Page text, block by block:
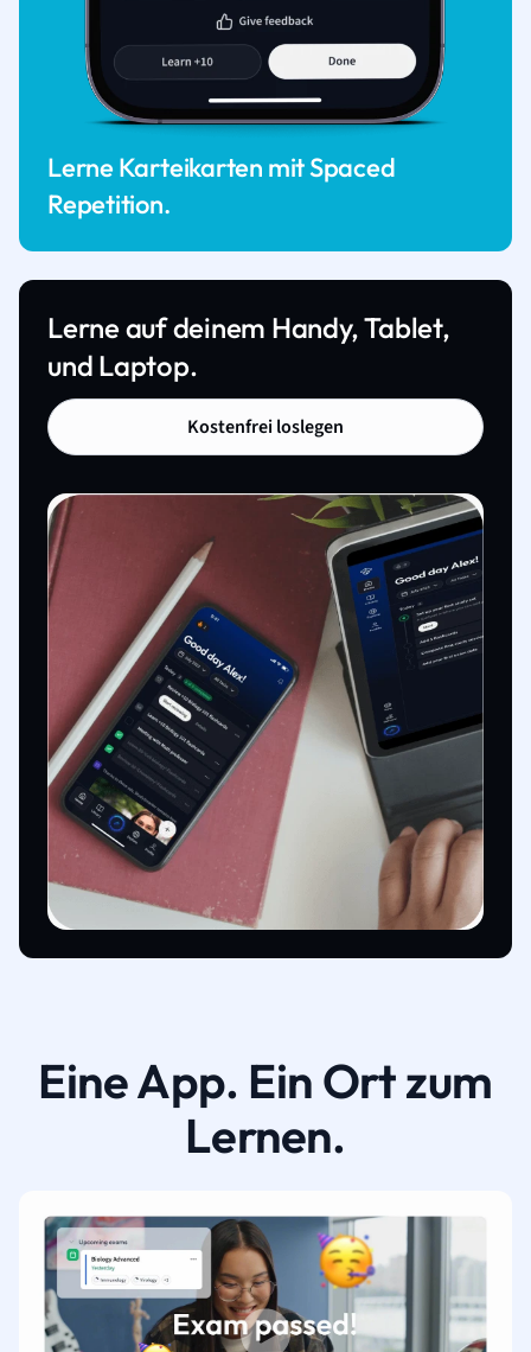
Lerne Karteikarten mit Spaced
Repetition.
Lerne auf deinem Handy, Tablet,
und Laptop.
Kostenfrei loslegen
Eine App. Ein Ort zum
Lernen.